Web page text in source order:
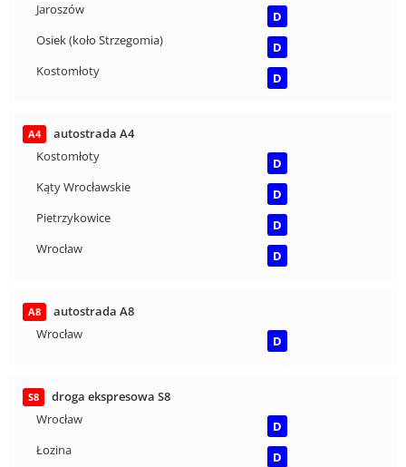
Jaroszów
D
Osiek (koło Strzegomia)
D
Kostomłoty
D
A4
autostrada A4
Kostomłoty
D
Kąty Wrocławskie
D
Pietrzykowice
D
Wrocław
D
A8
autostrada A8
Wrocław
D
S8
droga ekspresowa S8
Wrocław
D
Łozina
D